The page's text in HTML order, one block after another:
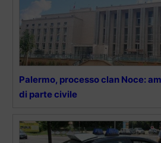
Palermo, processo clan Noce:
di parte civile